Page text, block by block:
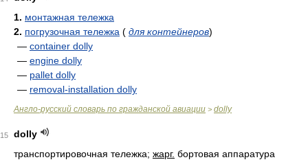
1. монтажная тележка
2. погрузочная тележка ( для контейнеров)
— container dolly
— engine dolly
— pallet dolly
— removal-installation dolly
Англо-русский словарь по гражданской авиации > dolly
15
dolly
транспортировочная тележка; жарг. бортовая аппаратура